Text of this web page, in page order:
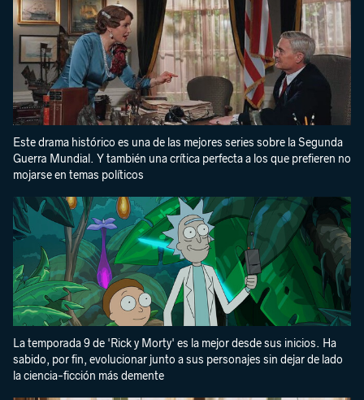
Este drama histórico es una de las mejores series sobre la Segunda
Guerra Mundial. Y también una crítica perfecta a los que prefieren no
mojarse en temas políticos
La temporada 9 de 'Rick y Morty' es la mejor desde sus inicios. Ha
sabido, por fin, evolucionar junto a sus personajes sin dejar de lado
la ciencia-ficción más demente